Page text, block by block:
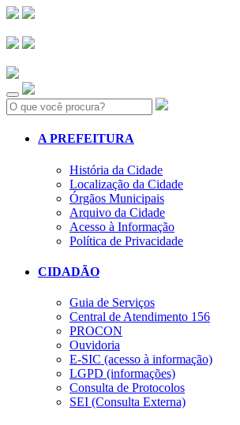
Search:
A PREFEITURA
História da Cidade
Localização da Cidade
Órgãos Municipais
Arquivo da Cidade
Acesso à Informação
Política de Privacidade
CIDADÃO
Guia de Serviços
Central de Atendimento 156
PROCON
Ouvidoria
E-SIC (acesso à informação)
LGPD (informações)
Consulta de Protocolos
SEI (Consulta Externa)